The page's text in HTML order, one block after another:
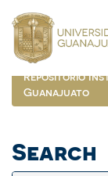
navigation
Repositorio
Guanajuato
Search